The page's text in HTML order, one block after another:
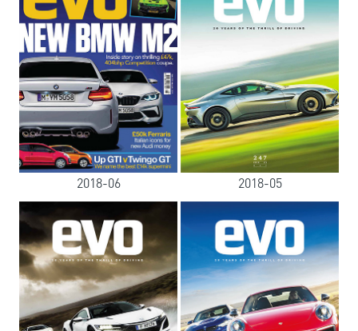
2018-06 2018-05